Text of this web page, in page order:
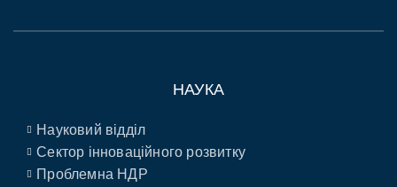
НАУКА
Науковий відділ
Сектор інноваційного розвитку
Проблемна НДР